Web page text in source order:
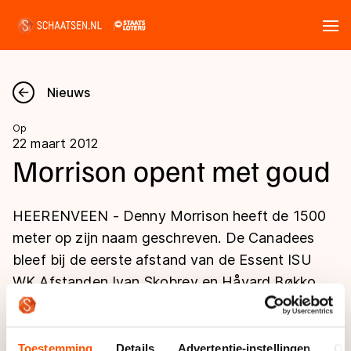
Toestemming Details Advertentie-instellingen
Nieuws
Kalender
Marathon
Langebaan
Shorttrack
Uitslagen
Langebaan
Shorttrack
Marathon
Tijden & historie
Nieuws
Op
22 maart 2012
Morrison opent met goud
HEERENVEEN - Denny Morrison heeft de 1500
meter op zijn naam geschreven. De Canadees
bleef bij de eerste afstand van de Essent ISU
WK Afstanden Ivan Skobrev en Håvard Bøkko
voor.